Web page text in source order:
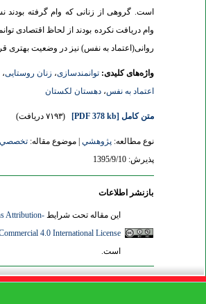
است. گروهی از زنانی که وام گرفته بودند
وام دریافت نکرده بودند از لحاظ اقتصادی
روانی(اعتماد به نفس) نیز در وضعیت بهتری
واژه‌های کلیدی:توانمندسازی،زنان روستایی،
اعتماد به نفس، دهستان لکستان
متن کامل[PDF 378 kb] (۷۱۹۳ دریافت)
نوع مطالعه:پژوهشي| موضوع مقاله:تخصصي
پذیرش: 1395/9/10
بازنشر اطلاعات
این مقاله تحت شرایطAttribution-
4.0 International License
است.